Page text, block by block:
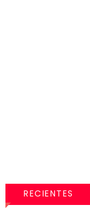
RECIENTES